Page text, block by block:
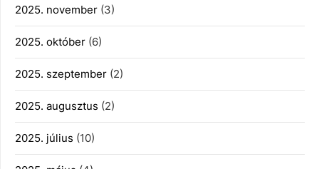
2025. november (3)
2025. október (6)
2025. szeptember (2)
2025. augusztus (2)
2025. július (10)